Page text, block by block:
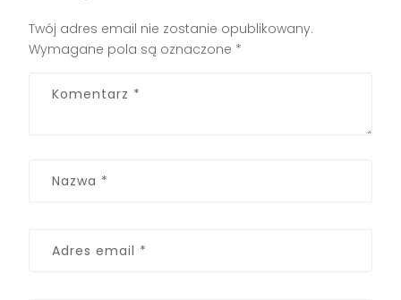
Twój adres email nie zostanie opublikowany.
Wymagane pola są oznaczone *